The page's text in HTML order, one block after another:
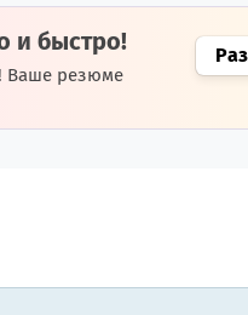
и быстро!
Ваше резюме